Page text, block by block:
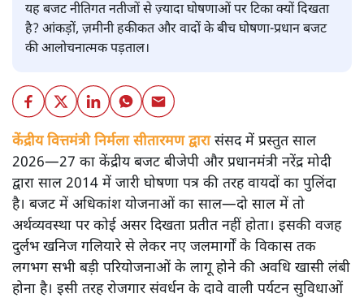
यह बजट नीतिगत नतीजों से ज़्यादा घोषणाओं पर टिका क्यों दिखता
है? आंकड़ों, ज़मीनी हकीकत और वादों के बीच घोषणा-प्रधान बजट
की आलोचनात्मक पड़ताल।
केंद्रीय वित्तमंत्री निर्मला सीतारमण द्वारासंसद में प्रस्तुत साल
2026—27 का केंद्रीय बजट बीजेपी और प्रधानमंत्री नरेंद्र मोदी
द्वारा साल 2014 में जारी घोषणा पत्र की तरह वायदों का पुलिंदा
है। बजट में अधिकांश योजनाओं का साल—दो साल में तो
अर्थव्यवस्था पर कोई असर दिखता प्रतीत नहीं होता। इसकी वजह
दुर्लभ खनिज गलियारे से लेकर नए जलमार्गों के विकास तक
लगभग सभी बड़ी परियोजनाओं के लागू होने की अवधि खासी लंबी
होना है। इसी तरह रोजगार संवर्धन के दावे वाली पर्यटन सुविधाओं